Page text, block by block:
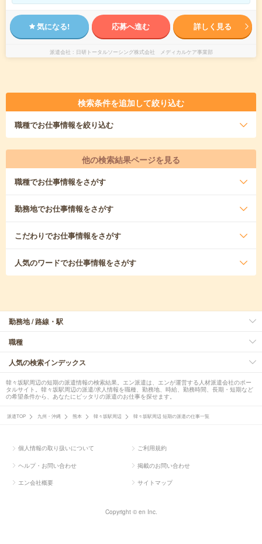
気になる! 応募へ進む 詳しく見る
派遣会社 日研トータルソーシング株式会社 メディカルケア事業部
検索条件を追加して絞り込む
職種でお仕事情報を絞り込む
他の検索結果ページを見る
職種でお仕事情報をさがす
勤務地でお仕事情報をさがす
こだわりでお仕事情報をさがす
人気のワードでお仕事情報をさがす
勤務地 / 路線・駅
職種
人気の検索インデックス
韓々坂駅周辺の短期の派遣情報の検索結果。エン派遣は、エンが運営する人材派遣会社のポー
タルサイト。韓々坂駅周辺の派遣/求人情報を職種、勤務地、時給、勤務時間、長期・短期など
の希望条件から、あなたにピッタリの派遣のお仕事を探せます。
派遣TOP 九州・沖縄 熊本 韓々坂駅周辺 韓々坂駅周辺 短期の派遣の仕事一覧
個人情報の取り扱いについて ご利用規約
ヘルプ・お問い合わせ 掲載のお問い合わせ
エン会社概要 サイトマップ
Copyright © en Inc.